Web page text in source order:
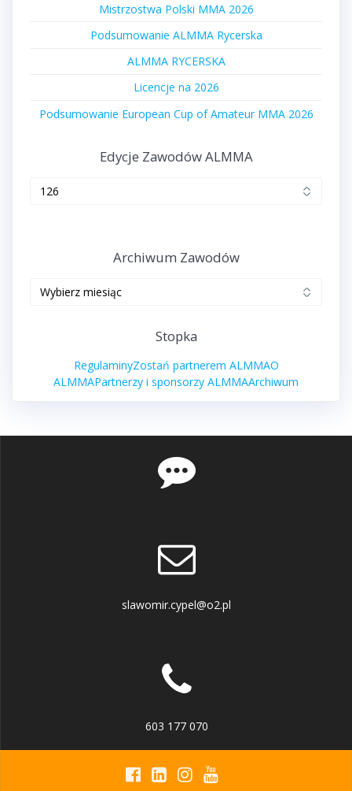
Mistrzostwa Polski MMA 2026
Podsumowanie ALMMA Rycerska
ALMMA RYCERSKA
Licencje na 2026
Podsumowanie European Cup of Amateur MMA 2026
Edycje Zawodów ALMMA
Archiwum Zawodów
Stopka
RegulaminyZostań partnerem ALMMAO
ALMMAPartnerzy i sponsorzy ALMMAArchiwum
slawomir.cypel@o2.pl
603 177 070